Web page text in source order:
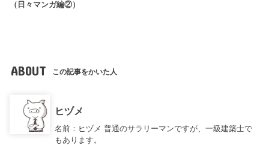
（日々マンガ編②）
ABOUT この記事をかいた人
ヒヅメ
名前：ヒヅメ 普通のサラリーマンですが、一級建築士で
もあります。